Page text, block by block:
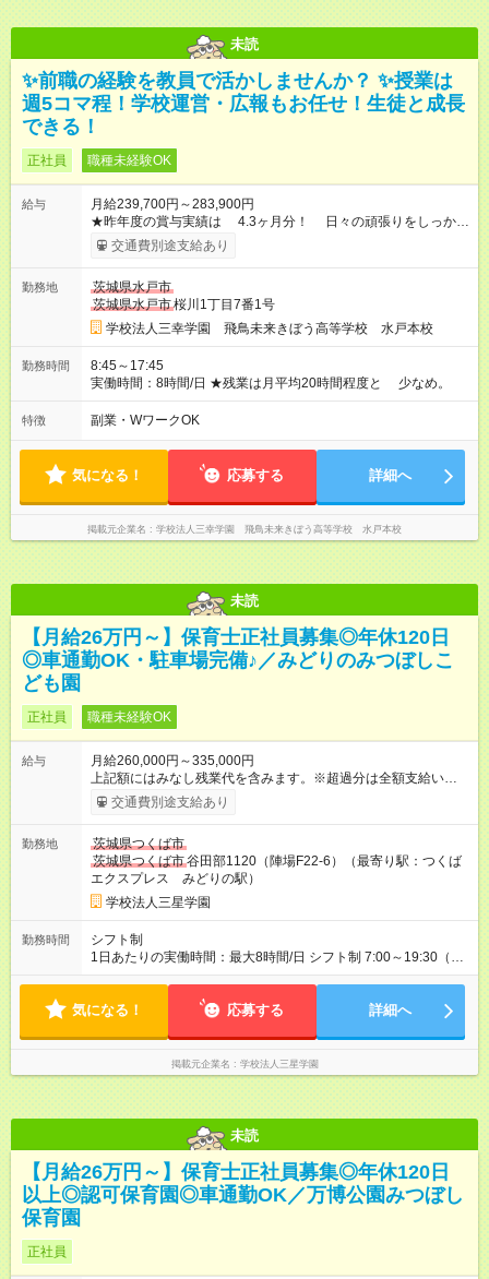
未読
✨前職の経験を教員で活かしませんか？ ✨授業は
週5コマ程！学校運営・広報もお任せ！生徒と成長
できる！
正社員 職種未経験OK
給与
月給239,700円～283,900円
★昨年度の賞与実績は 4.3ヶ月分！ 日々の頑張りをしっかり
評価します。 但し、初年度の賞与に ついては支給条件あ
り。 ★住宅手当など、 各種手当も充実。 ★残業代は1分単位
さ：3ヶ月 雇用形態、給与は本採用時と同じです。
交通費別途支給あり
勤務地
茨城県水戸市
茨城県水戸市桜川1丁目7番1号
学校法人三幸学園 飛鳥未来きぼう高等学校 水戸本校
勤務時間
8:45～17:45
実働時間：8時間/日 ★残業は月平均20時間程度と 少なめ。
特徴 副業・WワークOK
気になる！ 応募する 詳細へ
掲載元企業名 学校法人三幸学園 飛鳥未来きぼう高等学校 水戸本校
未読
【月給26万円～】保育士正社員募集◎年休120日
◎車通勤OK・駐車場完備♪／みどりのみつぼしこ
ども園
正社員 職種未経験OK
給与
月給260,000円～335,000円
上記額にはみなし残業代を含みます。※超過分は全額支給いたし
ます。 みなし残業代 18,000円 ～ 22,000円／月 みなし残業時
間 10時間／月 月給：260,000円～335,000円 基本給：185,000
30,000円を含む ※固定残業代10時間分（18,000円～22,000円）
を含む ※10時間超過分は別途全額支給 ☆各種手当☆ 通勤手当：
実費支給（上限20,000円／月） 時間外割増手当 役職手当 ☆昇
給・賞与☆ 昇給あり（実績：1,000円～5,000円／月） 賞与あり
（年2回・計2ヶ月分を保証） 令和6年度実績：4.2ヶ月分 ※昇給
は能力・勤務状況を評価のうえ決定 ※賞与は初年度一部支給、
以降は会社業績および本人実績を考慮して決定 【試用期間】試
と同じです。
交通費別途支給あり
勤務地
茨城県つくば市
茨城県つくば市谷田部1120（陣場F22-6）（最寄り駅：つくば
エクスプレス みどりの駅）
学校法人三星学園
勤務時間
シフト制
1日あたりの実働時間：最大8時間/日 シフト制 7:00～19:30（実
働8時間・休憩1時間）
気になる！ 応募する 詳細へ
掲載元企業名 学校法人三星学園
未読
【月給26万円～】保育士正社員募集◎年休120日
以上◎認可保育園◎車通勤OK／万博公園みつぼし
保育園
正社員